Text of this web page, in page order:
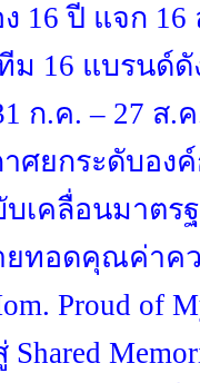
16 ปี แจก
16 แบรนด์
ก.ค. – 27 ส.
าศยกระดับอง
เคลื่อนมาตร
ทอดคุณค่าค
Proud of
Shared